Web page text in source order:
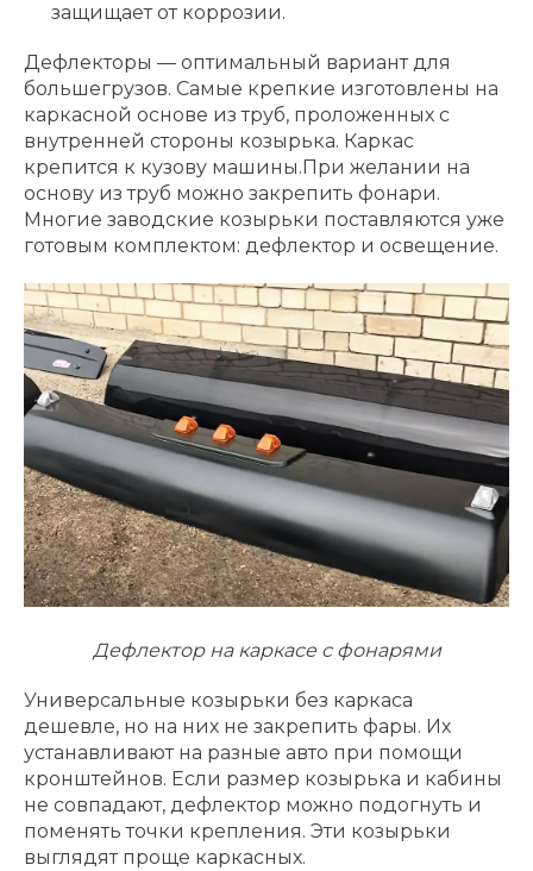
защищает от коррозии.
Дефлекторы — оптимальный вариант для
большегрузов. Самые крепкие изготовлены на
каркасной основе из труб, проложенных с
внутренней стороны козырька. Каркас
крепится к кузову машины.При желании на
основу из труб можно закрепить фонари.
Многие заводские козырьки поставляются уже
готовым комплектом: дефлектор и освещение.
Дефлектор на каркасе с фонарями
Универсальные козырьки без каркаса
дешевле, но на них не закрепить фары. Их
устанавливают на разные авто при помощи
кронштейнов. Если размер козырька и кабины
не совпадают, дефлектор можно подогнуть и
поменять точки крепления. Эти козырьки
выглядят проще каркасных.